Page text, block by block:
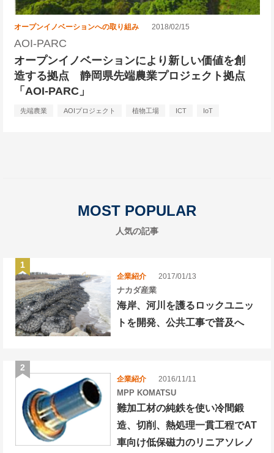
オープンイノベーションへの取り組み 2018/02/15
AOI-PARC
オープンイノベーションにより新しい価値を創
造する拠点 静岡県先端農業プロジェクト拠点
「AOI-PARC」
先端農業 AOIプロジェクト 植物工場 ICT IoT
MOST POPULAR
人気の記事
企業紹介 2017/01/13
ナカダ産業
海岸、河川を護るロックユニッ
トを開発、公共工事で普及へ
企業紹介 2016/11/11
MPP KOMATSU
難加工材の純鉄を使い冷間鍛
造、切削、熱処理一貫工程でAT
車向け低保磁力のリニアソレノ